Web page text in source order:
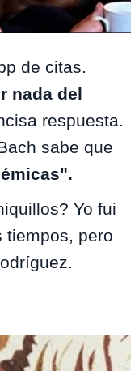
de citas.
nada del
respuesta.
sabe que
Yo fui
tiempos, pero